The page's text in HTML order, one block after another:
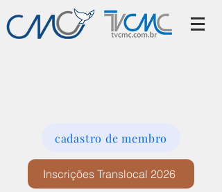
cadastro de membro
Inscrições Translocal 2026